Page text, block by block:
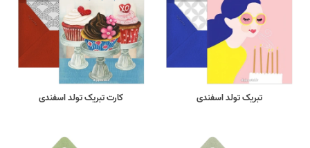
تبریک تولد اسفندی کارت تبریک تولد اسفندی